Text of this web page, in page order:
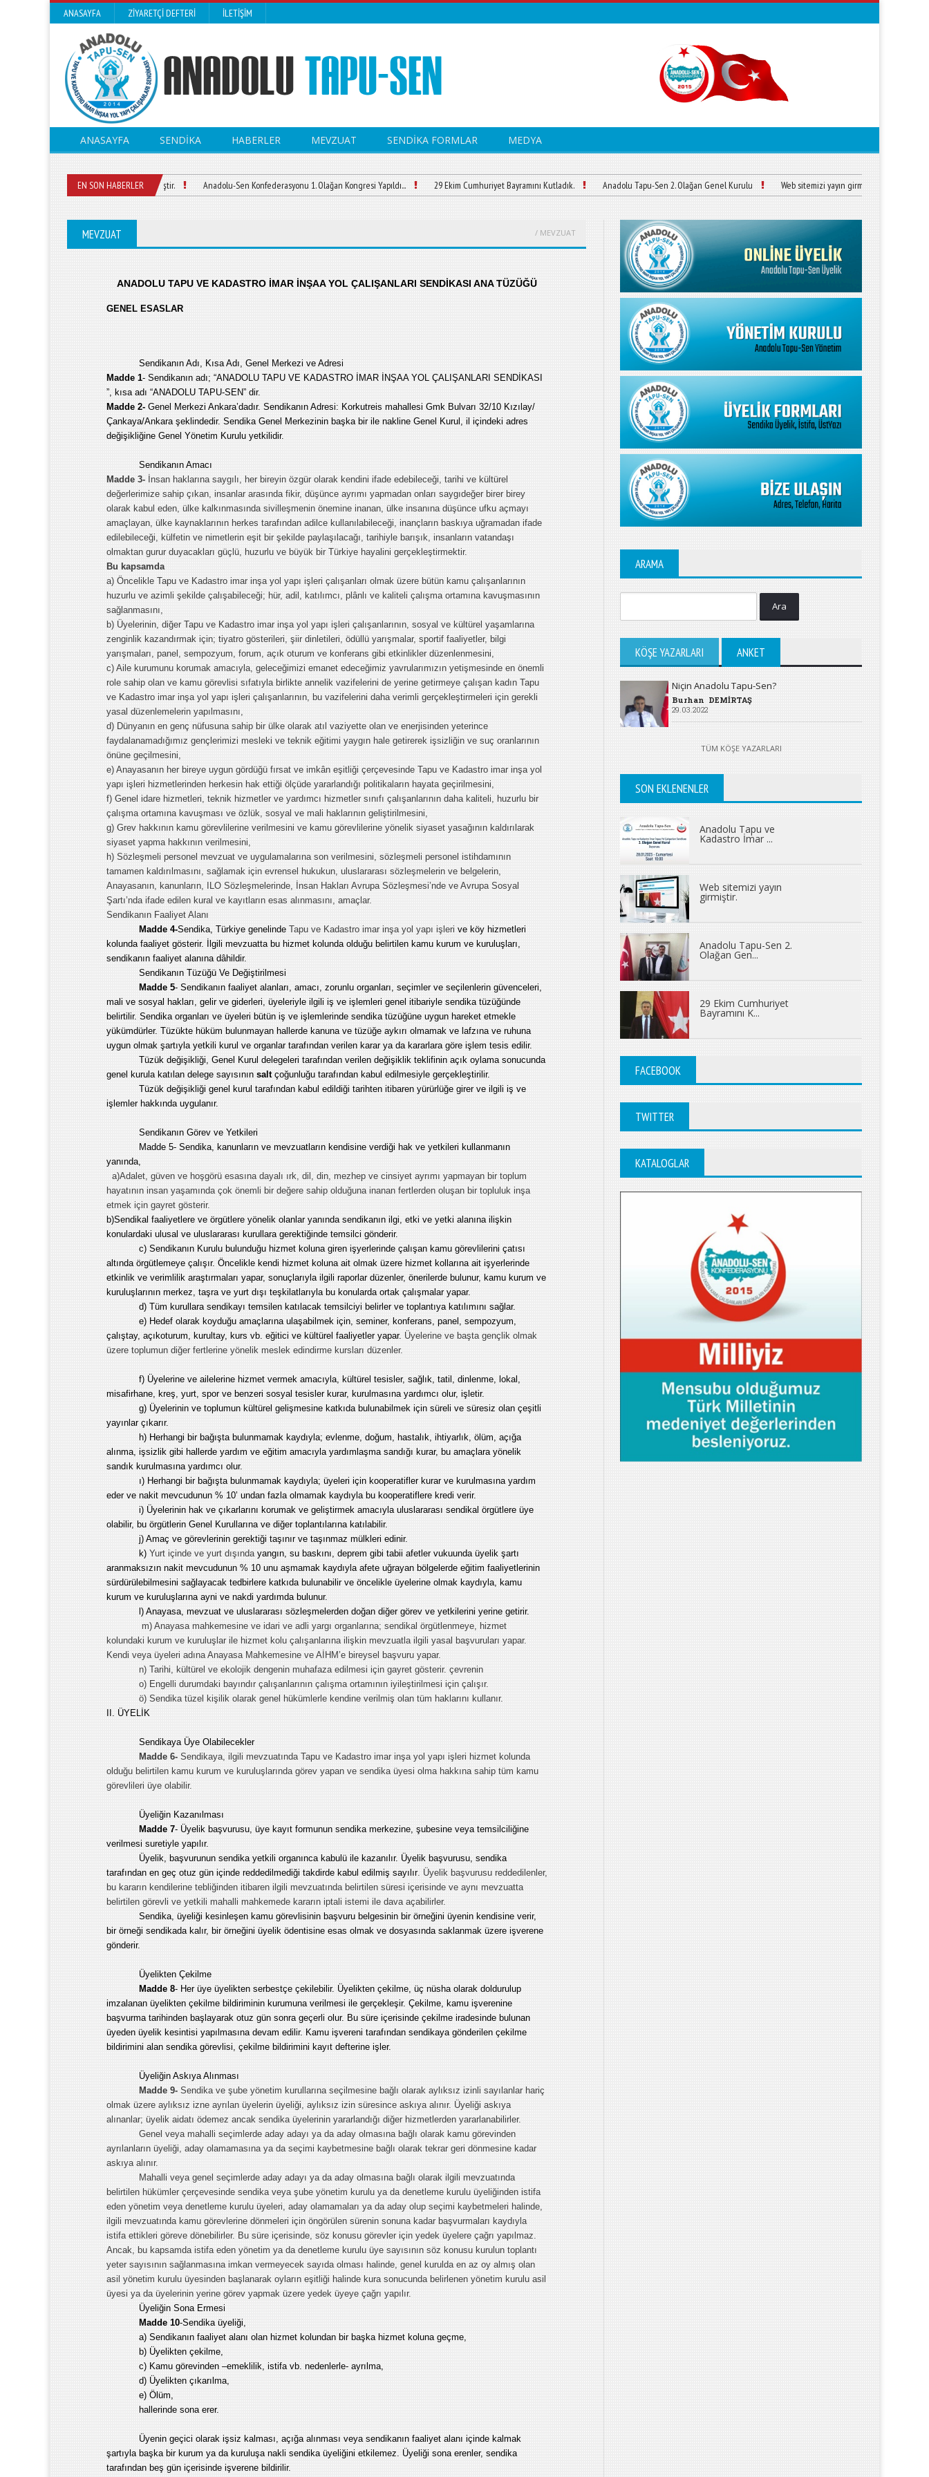
ANASAYFA ZIYARETÇI DEFTERI İLETIŞIM
ANASAYFA SENDİKA HABERLER MEVZUAT SENDİKA FORMLAR MEDYA
EN SON HABERLER
Web sitemizi yayın girmiştir. Anadolu-Sen Konfederasyonu 1. Olağan Kongresi Yapıldı... 29 Ekim Cumhuriyet Bayramını Kutladık. Anadolu Tapu-Sen 2. Olağan Genel Kurulu Web sitemizi yayın girmiştir.
MEVZUAT / MEVZUAT
ANADOLU TAPU VE KADASTRO İMAR İNŞAA YOL ÇALIŞANLARI SENDİKASI ANA TÜZÜĞÜ
GENEL ESASLAR
Sendikanın Adı, Kısa Adı, Genel Merkezi ve Adresi
Madde 1- Sendikanın adı; “ANADOLU TAPU VE KADASTRO İMAR İNŞAA YOL ÇALIŞANLARI SENDİKASI
”, kısa adı “ANADOLU TAPU-SEN” dir.
Madde 2- Genel Merkezi Ankara’dadır. Sendikanın Adresi: Korkutreis mahallesi Gmk Bulvarı 32/10 Kızılay/
Çankaya/Ankara şeklindedir. Sendika Genel Merkezinin başka bir ile nakline Genel Kurul, il içindeki adres
değişikliğine Genel Yönetim Kurulu yetkilidir.
Sendikanın Amacı
Madde 3- İnsan haklarına saygılı, her bireyin özgür olarak kendini ifade edebileceği, tarihi ve kültürel
değerlerimize sahip çıkan, insanlar arasında fikir, düşünce ayrımı yapmadan onları saygıdeğer birer birey
olarak kabul eden, ülke kalkınmasında sivilleşmenin önemine inanan, ülke insanına düşünce ufku açmayı
amaçlayan, ülke kaynaklarının herkes tarafından adilce kullanılabileceği, inançların baskıya uğramadan ifade
edilebileceği, külfetin ve nimetlerin eşit bir şekilde paylaşılacağı, tarihiyle barışık, insanların vatandaşı
olmaktan gurur duyacakları güçlü, huzurlu ve büyük bir Türkiye hayalini gerçekleştirmektir.
Bu kapsamda
a) Öncelikle Tapu ve Kadastro imar inşa yol yapı işleri çalışanları olmak üzere bütün kamu çalışanlarının
huzurlu ve azimli şekilde çalışabileceği; hür, adil, katılımcı, plânlı ve kaliteli çalışma ortamına kavuşmasının
sağlanmasını,
b) Üyelerinin, diğer Tapu ve Kadastro imar inşa yol yapı işleri çalışanlarının, sosyal ve kültürel yaşamlarına
zenginlik kazandırmak için; tiyatro gösterileri, şiir dinletileri, ödüllü yarışmalar, sportif faaliyetler, bilgi
yarışmaları, panel, sempozyum, forum, açık oturum ve konferans gibi etkinlikler düzenlenmesini,
c) Aile kurumunu korumak amacıyla, geleceğimizi emanet edeceğimiz yavrularımızın yetişmesinde en önemli
role sahip olan ve kamu görevlisi sıfatıyla birlikte annelik vazifelerini de yerine getirmeye çalışan kadın Tapu
ve Kadastro imar inşa yol yapı işleri çalışanlarının, bu vazifelerini daha verimli gerçekleştirmeleri için gerekli
yasal düzenlemelerin yapılmasını,
d) Dünyanın en genç nüfusuna sahip bir ülke olarak atıl vaziyette olan ve enerjisinden yeterince
faydalanamadığımız gençlerimizi mesleki ve teknik eğitimi yaygın hale getirerek işsizliğin ve suç oranlarının
önüne geçilmesini,
e) Anayasanın her bireye uygun gördüğü fırsat ve imkân eşitliği çerçevesinde Tapu ve Kadastro imar inşa yol
yapı işleri hizmetlerinden herkesin hak ettiği ölçüde yararlandığı politikaların hayata geçirilmesini,
f) Genel idare hizmetleri, teknik hizmetler ve yardımcı hizmetler sınıfı çalışanlarının daha kaliteli, huzurlu bir
çalışma ortamına kavuşması ve özlük, sosyal ve mali haklarının geliştirilmesini,
g) Grev hakkının kamu görevlilerine verilmesini ve kamu görevlilerine yönelik siyaset yasağının kaldırılarak
siyaset yapma hakkının verilmesini,
h) Sözleşmeli personel mevzuat ve uygulamalarına son verilmesini, sözleşmeli personel istihdamının
tamamen kaldırılmasını, sağlamak için evrensel hukukun, uluslararası sözleşmelerin ve belgelerin,
Anayasanın, kanunların, ILO Sözleşmelerinde, İnsan Hakları Avrupa Sözleşmesi’nde ve Avrupa Sosyal
Şartı’nda ifade edilen kural ve kayıtların esas alınmasını, amaçlar.
Sendikanın Faaliyet Alanı
Madde 4-Sendika, Türkiye genelinde Tapu ve Kadastro imar inşa yol yapı işleri ve köy hizmetleri
kolunda faaliyet gösterir. İlgili mevzuatta bu hizmet kolunda olduğu belirtilen kamu kurum ve kuruluşları,
sendikanın faaliyet alanına dâhildir.
Sendikanın Tüzüğü Ve Değiştirilmesi
Madde 5- Sendikanın faaliyet alanları, amacı, zorunlu organları, seçimler ve seçilenlerin güvenceleri,
mali ve sosyal hakları, gelir ve giderleri, üyeleriyle ilgili iş ve işlemleri genel itibariyle sendika tüzüğünde
belirtilir. Sendika organları ve üyeleri bütün iş ve işlemlerinde sendika tüzüğüne uygun hareket etmekle
yükümdürler. Tüzükte hüküm bulunmayan hallerde kanuna ve tüzüğe aykırı olmamak ve lafzına ve ruhuna
uygun olmak şartıyla yetkili kurul ve organlar tarafından verilen karar ya da kararlara göre işlem tesis edilir.
Tüzük değişikliği, Genel Kurul delegeleri tarafından verilen değişiklik teklifinin açık oylama sonucunda
genel kurula katılan delege sayısının saltçoğunluğu tarafından kabul edilmesiyle gerçekleştirilir.
Tüzük değişikliği genel kurul tarafından kabul edildiği tarihten itibaren yürürlüğe girer ve ilgili iş ve
işlemler hakkında uygulanır.
Sendikanın Görev ve Yetkileri
Madde 5- Sendika, kanunların ve mevzuatların kendisine verdiği hak ve yetkileri kullanmanın
yanında,
a)Adalet, güven ve hoşgörü esasına dayalı ırk, dil, din, mezhep ve cinsiyet ayrımı yapmayan bir toplum
hayatının insan yaşamında çok önemli bir değere sahip olduğuna inanan fertlerden oluşan bir topluluk inşa
etmek için gayret gösterir.
b)Sendikal faaliyetlere ve örgütlere yönelik olanlar yanında sendikanın ilgi, etki ve yetki alanına ilişkin
konulardaki ulusal ve uluslararası kurullara gerektiğinde temsilci gönderir.
c) Sendikanın Kurulu bulunduğu hizmet koluna giren işyerlerinde çalışan kamu görevlilerini çatısı
altında örgütlemeye çalışır. Öncelikle kendi hizmet koluna ait olmak üzere hizmet kollarına ait işyerlerinde
etkinlik ve verimlilik araştırmaları yapar, sonuçlarıyla ilgili raporlar düzenler, önerilerde bulunur, kamu kurum ve
kuruluşlarının merkez, taşra ve yurt dışı teşkilatlarıyla bu konularda ortak çalışmalar yapar.
d) Tüm kurullara sendikayı temsilen katılacak temsilciyi belirler ve toplantıya katılımını sağlar.
e) Hedef olarak koyduğu amaçlarına ulaşabilmek için, seminer, konferans, panel, sempozyum,
çalıştay, açıkoturum, kurultay, kurs vb. eğitici ve kültürel faaliyetler yapar. Üyelerine ve başta gençlik olmak
üzere toplumun diğer fertlerine yönelik meslek edindirme kursları düzenler.
f) Üyelerine ve ailelerine hizmet vermek amacıyla, kültürel tesisler, sağlık, tatil, dinlenme, lokal,
misafirhane, kreş, yurt, spor ve benzeri sosyal tesisler kurar, kurulmasına yardımcı olur, işletir.
g) Üyelerinin ve toplumun kültürel gelişmesine katkıda bulunabilmek için süreli ve süresiz olan çeşitli
yayınlar çıkarır.
h) Herhangi bir bağışta bulunmamak kaydıyla; evlenme, doğum, hastalık, ihtiyarlık, ölüm, açığa
alınma, işsizlik gibi hallerde yardım ve eğitim amacıyla yardımlaşma sandığı kurar, bu amaçlara yönelik
sandık kurulmasına yardımcı olur.
ı) Herhangi bir bağışta bulunmamak kaydıyla; üyeleri için kooperatifler kurar ve kurulmasına yardım
eder ve nakit mevcudunun % 10’ undan fazla olmamak kaydıyla bu kooperatiflere kredi verir.
i) Üyelerinin hak ve çıkarlarını korumak ve geliştirmek amacıyla uluslararası sendikal örgütlere üye
olabilir, bu örgütlerin Genel Kurullarına ve diğer toplantılarına katılabilir.
j) Amaç ve görevlerinin gerektiği taşınır ve taşınmaz mülkleri edinir.
k) Yurt içinde ve yurt dışındayangın, su baskını, deprem gibi tabii afetler vukuunda üyelik şartı
aranmaksızın nakit mevcudunun % 10 unu aşmamak kaydıyla afete uğrayan bölgelerde eğitim faaliyetlerinin
sürdürülebilmesini sağlayacak tedbirlere katkıda bulunabilir ve öncelikle üyelerine olmak kaydıyla, kamu
kurum ve kuruluşlarına ayni ve nakdi yardımda bulunur.
l) Anayasa, mevzuat ve uluslararası sözleşmelerden doğan diğer görev ve yetkilerini yerine getirir.
m) Anayasa mahkemesine ve idari ve adli yargı organlarına; sendikal örgütlenmeye, hizmet
kolundaki kurum ve kuruluşlar ile hizmet kolu çalışanlarına ilişkin mevzuatla ilgili yasal başvuruları yapar.
Kendi veya üyeleri adına Anayasa Mahkemesine ve AİHM’e bireysel başvuru yapar.
n) Tarihi, kültürel ve ekolojik dengenin muhafaza edilmesi için gayret gösterir. çevrenin
o) Engelli durumdaki bayındır çalışanlarının çalışma ortamının iyileştirilmesi için çalışır.
ö) Sendika tüzel kişilik olarak genel hükümlerle kendine verilmiş olan tüm haklarını kullanır.
II. ÜYELİK
Sendikaya Üye Olabilecekler
Madde 6- Sendikaya, ilgili mevzuatında Tapu ve Kadastro imar inşa yol yapı işleri hizmet kolunda
olduğu belirtilen kamu kurum ve kuruluşlarında görev yapan ve sendika üyesi olma hakkına sahip tüm kamu
görevlileri üye olabilir.
Üyeliğin Kazanılması
Madde 7- Üyelik başvurusu, üye kayıt formunun sendika merkezine, şubesine veya temsilciliğine
verilmesi suretiyle yapılır.
Üyelik, başvurunun sendika yetkili organınca kabulü ile kazanılır. Üyelik başvurusu, sendika
tarafından en geç otuz gün içinde reddedilmediği takdirde kabul edilmiş sayılır. Üyelik başvurusu reddedilenler,
bu kararın kendilerine tebliğinden itibaren ilgili mevzuatında belirtilen süresi içerisinde ve aynı mevzuatta
belirtilen görevli ve yetkili mahalli mahkemede kararın iptali istemi ile dava açabilirler.
Sendika, üyeliği kesinleşen kamu görevlisinin başvuru belgesinin bir örneğini üyenin kendisine verir,
bir örneği sendikada kalır, bir örneğini üyelik ödentisine esas olmak ve dosyasında saklanmak üzere işverene
gönderir.
Üyelikten Çekilme
Madde 8- Her üye üyelikten serbestçe çekilebilir. Üyelikten çekilme, üç nüsha olarak doldurulup
imzalanan üyelikten çekilme bildiriminin kurumuna verilmesi ile gerçekleşir. Çekilme, kamu işverenine
başvurma tarihinden başlayarak otuz gün sonra geçerli olur. Bu süre içerisinde çekilme iradesinde bulunan
üyeden üyelik kesintisi yapılmasına devam edilir. Kamu işvereni tarafından sendikaya gönderilen çekilme
bildirimini alan sendika görevlisi, çekilme bildirimini kayıt defterine işler.
Üyeliğin Askıya Alınması
Madde 9- Sendika ve şube yönetim kurullarına seçilmesine bağlı olarak aylıksız izinli sayılanlar hariç
olmak üzere aylıksız izne ayrılan üyelerin üyeliği, aylıksız izin süresince askıya alınır. Üyeliği askıya
alınanlar; üyelik aidatı ödemez ancak sendika üyelerinin yararlandığı diğer hizmetlerden yararlanabilirler.
Genel veya mahalli seçimlerde aday adayı ya da aday olmasına bağlı olarak kamu görevinden
ayrılanların üyeliği, aday olamamasına ya da seçimi kaybetmesine bağlı olarak tekrar geri dönmesine kadar
askıya alınır.
Mahalli veya genel seçimlerde aday adayı ya da aday olmasına bağlı olarak ilgili mevzuatında
belirtilen hükümler çerçevesinde sendika veya şube yönetim kurulu ya da denetleme kurulu üyeliğinden istifa
eden yönetim veya denetleme kurulu üyeleri, aday olamamaları ya da aday olup seçimi kaybetmeleri halinde,
ilgili mevzuatında kamu görevlerine dönmeleri için öngörülen sürenin sonuna kadar başvurmaları kaydıyla
istifa ettikleri göreve dönebilirler. Bu süre içerisinde, söz konusu görevler için yedek üyelere çağrı yapılmaz.
Ancak, bu kapsamda istifa eden yönetim ya da denetleme kurulu üye sayısının söz konusu kurulun toplantı
yeter sayısının sağlanmasına imkan vermeyecek sayıda olması halinde, genel kurulda en az oy almış olan
asil yönetim kurulu üyesinden başlanarak oyların eşitliği halinde kura sonucunda belirlenen yönetim kurulu asil
üyesi ya da üyelerinin yerine görev yapmak üzere yedek üyeye çağrı yapılır.
Üyeliğin Sona Ermesi
Madde 10-Sendika üyeliği,
a) Sendikanın faaliyet alanı olan hizmet kolundan bir başka hizmet koluna geçme,
b) Üyelikten çekilme,
c) Kamu görevinden –emeklilik, istifa vb. nedenlerle- ayrılma,
d) Üyelikten çıkarılma,
e) Ölüm,
hallerinde sona erer.
Üyenin geçici olarak işsiz kalması, açığa alınması veya sendikanın faaliyet alanı içinde kalmak
şartıyla başka bir kurum ya da kuruluşa nakli sendika üyeliğini etkilemez. Üyeliği sona erenler, sendika
tarafından beş gün içerisinde işverene bildirilir.
ARAMA
Ara
KÖŞE YAZARLARI ANKET
Niçin Anadolu Tapu-Sen?
Burhan DEMİRTAŞ
29.03.2022
TÜM KÖŞE YAZARLARI
SON EKLENENLER
Anadolu Tapu ve
Kadastro İmar ...
Web sitemizi yayın
girmiştir.
Anadolu Tapu-Sen 2.
Olağan Gen...
29 Ekim Cumhuriyet
Bayramını K...
FACEBOOK
TWITTER
KATALOGLAR